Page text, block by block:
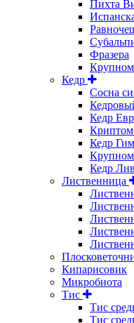
Пихта
Фразера
Кедр
Сосна
Кедр
Кедр
Кедр
Лиственница
Кипарисовик
Микробиота
Тис
Тис
Тис